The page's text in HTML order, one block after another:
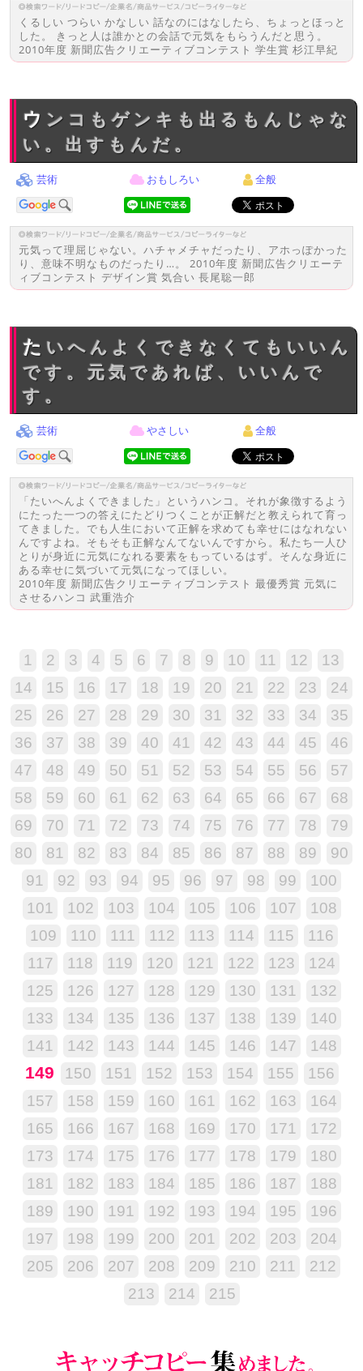
くるしい つらい かなしい 話なのにはなしたら、ちょっとほっと
した。 きっと人は誰かとの会話で元気をもらうんだと思う。
2010年度 新聞広告クリエーティブコンテスト 学生賞 杉江早紀
ウンコもゲンキも出るもんじゃな
い。出すもんだ。
芸術 おもしろい 全般
元気って理屈じゃない。ハチャメチャだったり、アホっぽかった
り、意味不明なものだったり…。 2010年度 新聞広告クリエーテ
ィブコンテスト デザイン賞 気合い 長尾聡一郎
たいへんよくできなくてもいいん
です。元気であれば、いいんで
す。
芸術 やさしい 全般
「たいへんよくできました」というハンコ。それが象徴するよう
にたった一つの答えにたどりつくことが正解だと教えられて育っ
てきました。でも人生において正解を求めても幸せにはなれない
んですよね。そもそも正解なんてないんですから。私たち一人ひ
とりが身近に元気になれる要素をもっているはず。そんな身近に
ある幸せに気づいて元気になってほしい。
2010年度 新聞広告クリエーティブコンテスト 最優秀賞 元気に
させるハンコ 武重浩介
1 2 3 4 5 6 7 8 9 10 11 12
13
14
15 16 17 18 19 20 21 22 23
24
25
26 27 28 29 30 31 32 33 34
35
36
37 38 39 40 41 42 43 44 45
46
47
48 49 50 51 52 53 54 55 56
57
58
59 60 61 62 63 64 65 66 67
68
69
70 71 72 73 74 75 76 77 78
79
80
81 82 83 84 85 86 87 88 89
90
91
92 93 94 95 96 97 98 99
100
101
102 103 104 105 106 107
108
109
110 111 112 113 114 115
116
117
118 119 120 121 122 123
124
125
126 127 128 129 130 131
132
133
134 135 136 137 138 139
140
141
142 143 144 145 146 147 148
149 150 151 152 153 154 155
156
157
158 159 160 161 162 163
164
165
166 167 168 169 170 171
172
173
174 175 176 177 178 179
180
181
182 183 184 185 186 187
188
189
190 191 192 193 194 195
196
197
198 199 200 201 202 203
204
205
206 207 208 209 210 211
212
213
214 215